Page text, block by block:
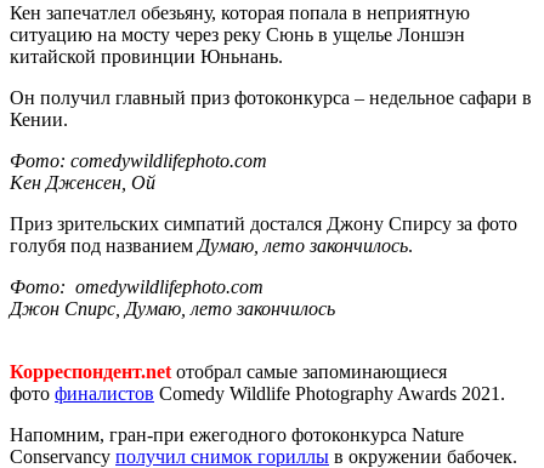
Кен запечатлел обезьяну, которая попала в неприятную
ситуацию на мосту через реку Сюнь в ущелье Лоншэн
китайской провинции Юньнань.
Он получил главный приз фотоконкурса – недельное сафари в
Кении.
Фото: comedywildlifephoto.com
Кен Дженсен, Ой
Приз зрительских симпатий достался Джону Спирсу за фото
голубя под названием Думаю, лето закончилось.
Фото: omedywildlifephoto.com
Джон Спирс, Думаю, лето закончилось
Корреспондент.net отобрал самые запоминающиеся
фото финалистов Comedy Wildlife Photography Awards 2021.
Напомним, гран-при ежегодного фотоконкурса Nature
Conservancy получил снимок гориллы в окружении бабочек.